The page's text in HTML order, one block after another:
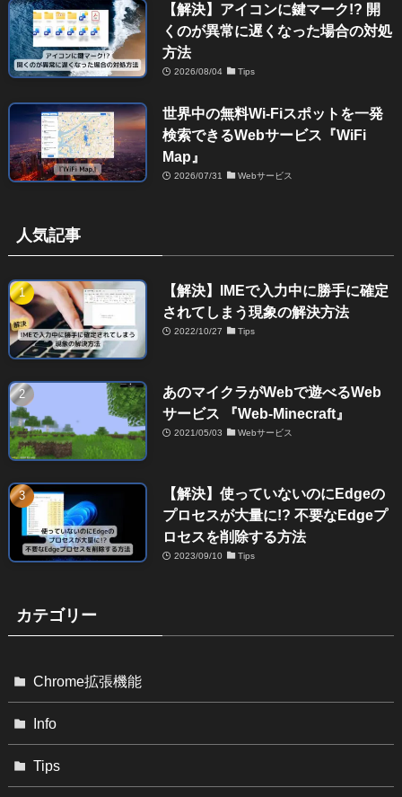
【解決】アイコンに鍵マーク!? 開
くのが異常に遅くなった場合の対処
方法
2026/08/04 Tips
世界中の無料Wi-Fiスポットを一発
検索できるWebサービス『WiFi
Map』
2026/07/31 Webサービス
人気記事
【解決】IMEで入力中に勝手に確定
されてしまう現象の解決方法
2022/10/27 Tips
あのマイクラがWebで遊べるWeb
サービス 『Web-Minecraft』
2021/05/03 Webサービス
【解決】使っていないのにEdgeの
プロセスが大量に!? 不要なEdgeプ
ロセスを削除する方法
2023/09/10 Tips
カテゴリー
Chrome拡張機能
Info
Tips